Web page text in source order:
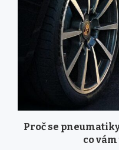
Proč se
co